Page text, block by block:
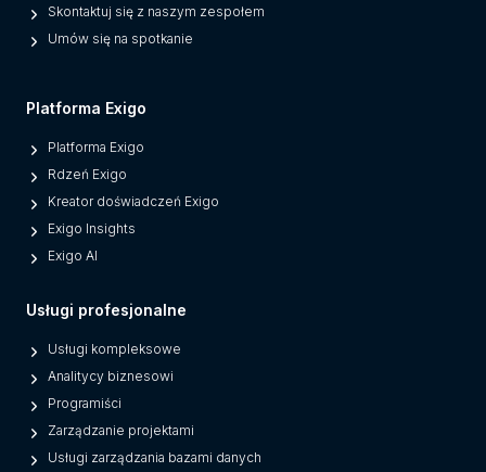
Skontaktuj się z naszym zespołem
Umów się na spotkanie
Platforma Exigo
Platforma Exigo
Rdzeń Exigo
Kreator doświadczeń Exigo
Exigo Insights
Exigo AI
Usługi profesjonalne
Usługi kompleksowe
Analitycy biznesowi
Programiści
Zarządzanie projektami
Usługi zarządzania bazami danych